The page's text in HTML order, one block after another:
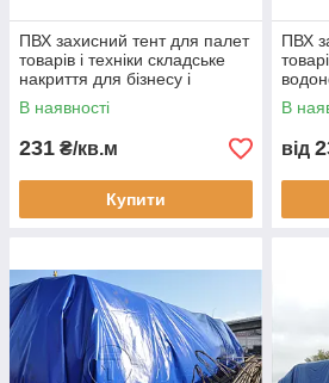
ПВХ захисний тент для палет
товарів і техніки складське
накриття для бізнесу і
транспортування продукції
В наявності
231 ₴/кв.м
Купити
ПВХ
В
від